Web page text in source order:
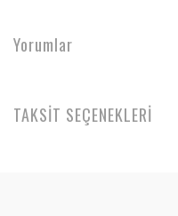
Yorumlar
TAKSİT SEÇENEKLERİ